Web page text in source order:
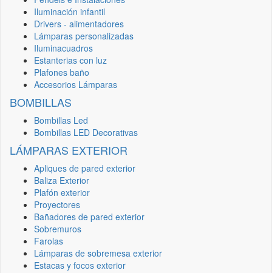
Iluminación infantil
Drivers - alimentadores
Lámparas personalizadas
Iluminacuadros
Estanterias con luz
Plafones baño
Accesorios Lámparas
BOMBILLAS
Bombillas Led
Bombillas LED Decorativas
LÁMPARAS EXTERIOR
Apliques de pared exterior
Baliza Exterior
Plafón exterior
Proyectores
Bañadores de pared exterior
Sobremuros
Farolas
Lámparas de sobremesa exterior
Estacas y focos exterior